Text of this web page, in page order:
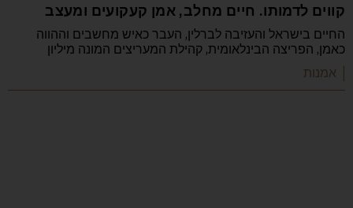
קווים לדמותו. חיים מחלב, אמן קעקועים ומעצב
החיים בישראל והעזיבה לברלין, העבר כאיש מחשבים וההווה
כאמן, הפריצה הבינלאומית, קהילת המעריצים המונה מיליון
| אמנות